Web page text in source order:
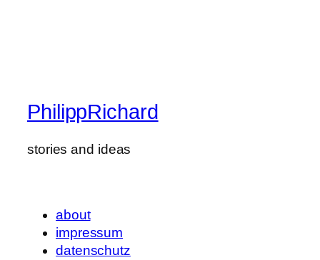
PhilippRichard
stories and ideas
about
impressum
datenschutz